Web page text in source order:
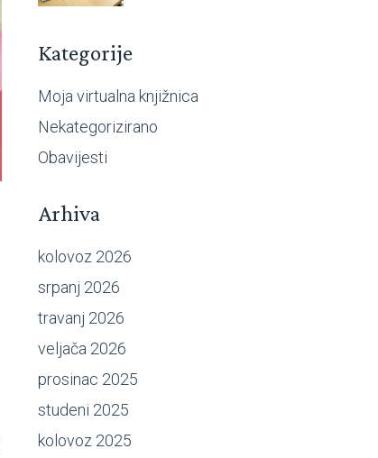
Kategorije
Moja virtualna knjižnica
Nekategorizirano
Obavijesti
Arhiva
kolovoz 2026
srpanj 2026
travanj 2026
veljača 2026
prosinac 2025
studeni 2025
kolovoz 2025